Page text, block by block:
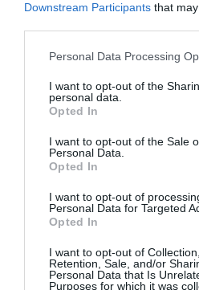
Downstream Participants that
Personal Data Processing
I want to opt-out of the
personal data.
Opted In
I want to opt-out of the Sale
Personal Data.
Opted In
I want to opt-out of
Personal Data for Targeted
Opted In
I want to opt-out of
Retention, Sale, and/or
Personal Data that Is
Purposes for which it was